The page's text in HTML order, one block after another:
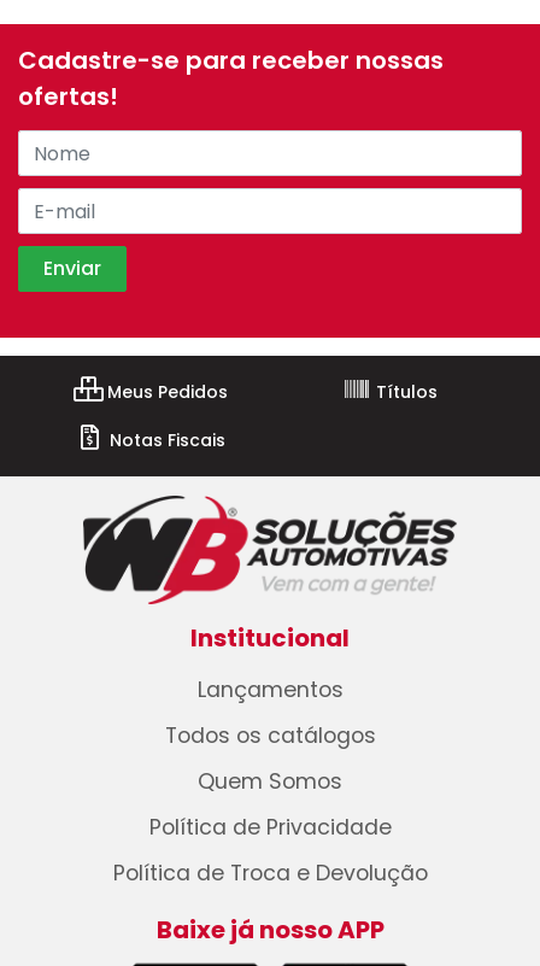
Cadastre-se para receber nossas
ofertas!
Meus Pedidos
Títulos
Notas Fiscais
Institucional
Lançamentos
Todos os catálogos
Quem Somos
Política de Privacidade
Política de Troca e Devolução
Baixe já nosso APP